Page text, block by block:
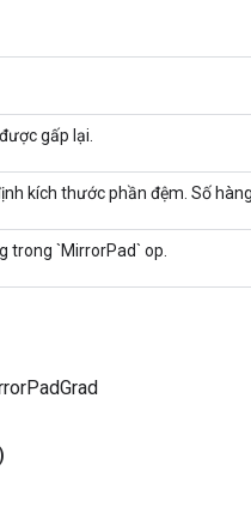
gấp lại.
kích thước phần đệm. Số
trong `MirrorPad` op.